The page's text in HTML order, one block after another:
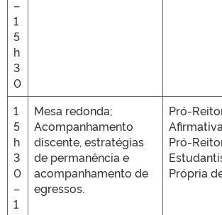
–
1
5
h
3
0
1
5
h
3
0
–
1
Mesa redonda;
Acompanhamento
discente, estratégias
de permanência e
acompanhamento de
egressos.
Pró-
Pró-
Própria